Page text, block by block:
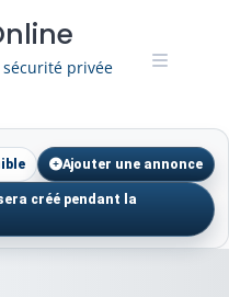
sécurité privée
Ajouter une annonce
créé pendant la